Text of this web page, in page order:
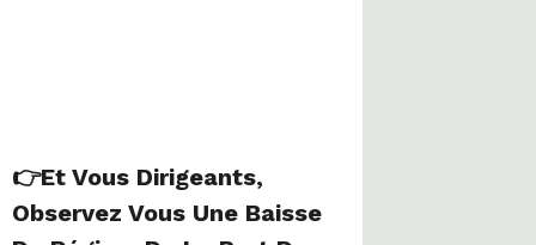
👉et Vous Dirigeants,
Observez Vous Une Baisse